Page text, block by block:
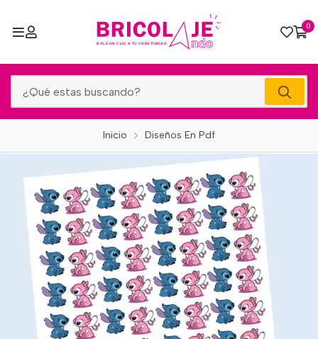
0
Inicio Diseños En Pdf